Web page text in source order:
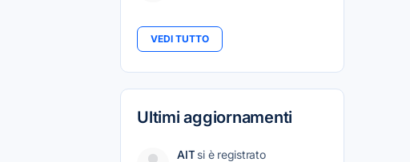
VEDI TUTTO
Ultimi aggiornamenti
AIT si è registrato